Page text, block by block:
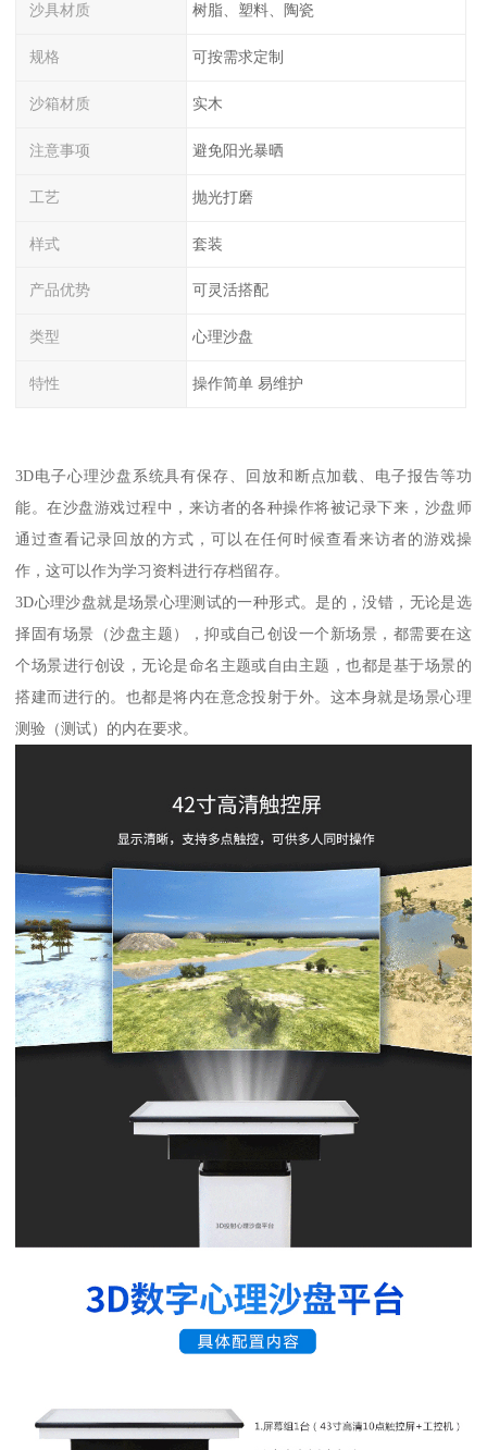
沙具材质 树脂、塑料、陶瓷
规格 可按需求定制
沙箱材质 实木
注意事项 避免阳光暴晒
工艺 抛光打磨
样式 套装
产品优势 可灵活搭配
类型 心理沙盘
特性 操作简单 易维护
3D电子心理沙盘系统具有保存、回放和断点加载、电子报告等功
能。在沙盘游戏过程中，来访者的各种操作将被记录下来，沙盘师
通过查看记录回放的方式，可以在任何时候查看来访者的游戏操
作，这可以作为学习资料进行存档留存。
3D心理沙盘就是场景心理测试的一种形式。是的，没错，无论是选
择固有场景（沙盘主题），抑或自己创设一个新场景，都需要在这
个场景进行创设，无论是命名主题或自由主题，也都是基于场景的
搭建而进行的。也都是将内在意念投射于外。这本身就是场景心理
测验（测试）的内在要求。